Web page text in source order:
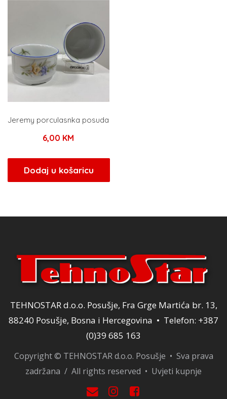
Jeremy porculasnka posuda
6,00 KM
Dodaj u košaricu
TEHNOSTAR d.o.o. Posušje, Fra Grge Martića br. 13,
88240 Posušje, Bosna i Hercegovina • Telefon: +387
(0)39 685 163
Copyright © TEHNOSTAR d.o.o. Posušje • Sva prava
zadržana / All rights reserved • Uvjeti kupnje